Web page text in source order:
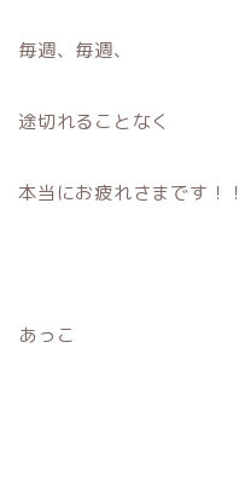
毎週、毎週、
途切れることなく
本当にお疲れさまです！！
あっこ